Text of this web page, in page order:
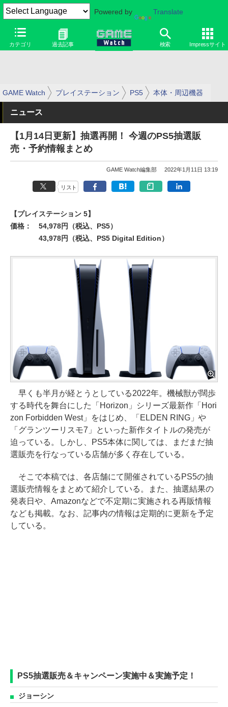
Powered by Translate
カテゴリ 過去記事 検索 Impressサイト
GAME Watch プレイステーション PS5 本体・周辺機器
ニュース
【1月14日更新】抽選再開！ 今週のPS5抽選販
売・予約情報まとめ
GAME Watch編集部 2022年1月11日 13:19
リスト
【プレイステーション 5】
価格：
54,978円（税込、PS5）
43,978円（税込、PS5 Digital Edition）
早くも半月が経とうとしている2022年。機械獣が闊歩
する時代を舞台にした「Horizon」シリーズ最新作「Hori
zon Forbidden West」をはじめ、「ELDEN RING」や
「グランツーリスモ7」といった新作タイトルの発売が
迫っている。しかし、PS5本体に関しては、まだまだ抽
選販売を行なっている店舗が多く存在している。
そこで本稿では、各店舗にて開催されているPS5の抽
選販売情報をまとめて紹介している。また、抽選結果の
発表日や、Amazonなどで不定期に実施される再販情報
なども掲載。なお、記事内の情報は定期的に更新を予定
している。
PS5抽選販売＆キャンペーン実施中＆実施予定！
ジョーシン